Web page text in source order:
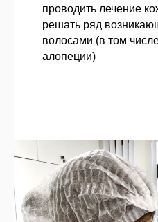
проводить лечение
решать ряд
волосами (в том
алопеции)